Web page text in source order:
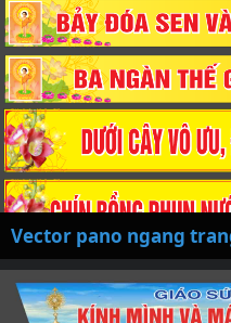
Vector pano ngang